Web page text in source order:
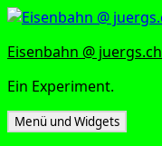
Zum
springen
Eisenbahn @ juergs.ch
Ein Experiment.
Menü und Widgets